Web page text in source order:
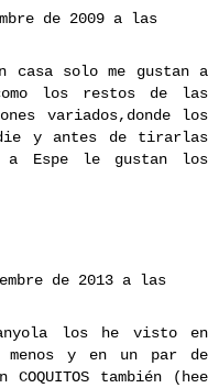
de 2009 a las
casa solo me gustan a
los restos de las
variados,donde los
y antes de tirarlas
a Espe le gustan los
de 2013 a las
los he visto en
y en un par de
también (hee